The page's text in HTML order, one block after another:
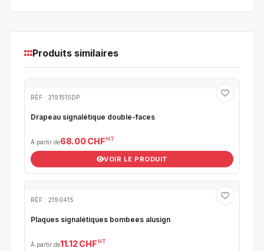
Produits similaires
RÉF : 2191515DP
Drapeau signalétique double-faces
À partir de68.00 CHF HT
VOIR LE PRODUIT
RÉF : 2190415
Plaques signalétiques bombees alusign
À partir de11.12 CHF HT